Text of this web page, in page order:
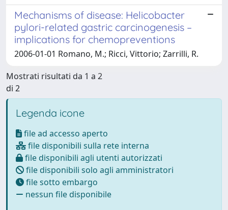
Mechanisms of disease: Helicobacter
pylori-related gastric carcinogenesis –
implications for chemopreventions
2006-01-01 Romano, M.; Ricci, Vittorio; Zarrilli, R.
Mostrati risultati da 1 a 2
di 2
Legenda icone
file ad accesso aperto
file disponibili sulla rete interna
file disponibili agli utenti autorizzati
file disponibili solo agli amministratori
file sotto embargo
nessun file disponibile